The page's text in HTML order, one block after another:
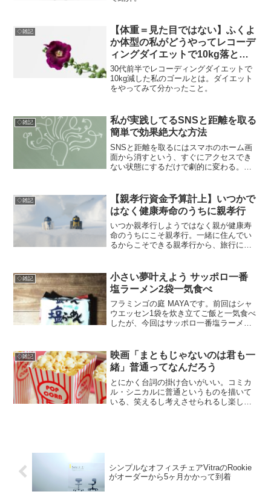
◇雑記
【体重＝見た目ではない】ふくよ
か体型の私がどうやってレコーデ
ィングダイエットで10kg落とし
たか（後編）
30代前半でレコーディングダイエットで
10kg減した私のゴールとは。ダイエット
をやってみて分かったこと。
◇雑記
私が実践してるSNSと距離を取る
簡単で効果絶大な方法
SNSと距離を取るにはスマホのホーム画
面から消すという、すぐにアクセスでき
ない状態にするだけで劇的に変わる。そ
り方と片付けに通じる話。
◇雑記
【親孝行資金予算計上】いつかで
はなく健康寿命のうちに親孝行
いつか親孝行しようではなく親が健康寿
命のうちにこそ親孝行。一緒に住んでい
るからこそできる親孝行から、旅行に付
◇雑記
小さい夢叶えよう サッポロ一番
塩ラーメン2袋一気食べ
フラミンゴの庭 MAYAです。前回はシャ
ウエッセン1袋を炊き立てご飯と一気食べ
したが、今回はサッポロ一番塩ラーメン
った時、いっつも「もうちょっと食べた
いのに」とずーっと...
◇雑記
映画「まともじゃないのは君も一
緒」普通ってなんだろう
とにかく台詞の掛け合いがいい。コミカ
ル・シニカルに普通というものを描いて
いる、笑えるし考えさせられるし楽しい
シンプルなオフィスチェアVitraのRookie
がオーダーから5ヶ月かかって到着